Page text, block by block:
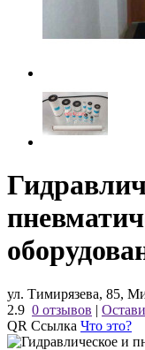
ул. Тимирязева, 85,
2.9 0 отзывов |
QR Ссылка Что это?